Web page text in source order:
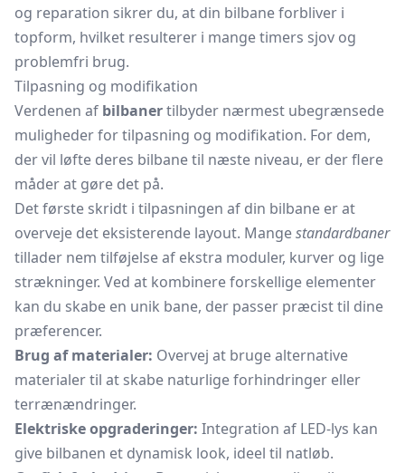
og reparation sikrer du, at din bilbane forbliver i
topform, hvilket resulterer i mange timers sjov og
problemfri brug.
Tilpasning og modifikation
Verdenen af bilbanertilbyder nærmest ubegrænsede
muligheder for tilpasning og modifikation. For dem,
der vil løfte deres bilbane til næste niveau, er der flere
måder at gøre det på.
Det første skridt i tilpasningen af din bilbane er at
overveje det eksisterende layout. Mangestandardbaner
tillader nem tilføjelse af ekstra moduler, kurver og lige
strækninger. Ved at kombinere forskellige elementer
kan du skabe en unik bane, der passer præcist til dine
præferencer.
Brug af materialer: Overvej at bruge alternative
materialer til at skabe naturlige forhindringer eller
terrænændringer.
Elektriske opgraderinger: Integration af LED-lys kan
give bilbanen et dynamisk look, ideel til natløb.